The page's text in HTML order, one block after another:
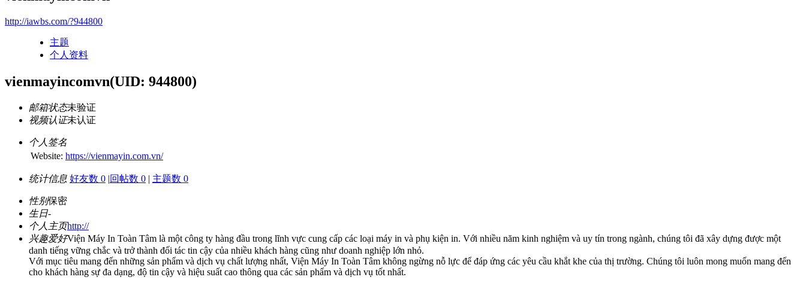
http://iawbs.com/?944800
主题
个人资料
vienmayincomvn(UID: 944800)
邮箱状态未验证
视频认证未认证
个人签名
Website: https://vienmayin.com.vn/
统计信息 好友数 0 |回帖数 0 | 主题数 0
性别保密
生日-
个人主页http://
兴趣爱好Viện Máy In Toàn Tâm là một công ty hàng đầu trong lĩnh vực cung cấp các loại máy in và phụ kiện in. Với nhiều năm kinh nghiệm và uy tín trong ngành, chúng tôi đã xây dựng được một
danh tiếng vững chắc và trở thành đối tác tin cậy của nhiều khách hàng cũng như doanh nghiệp lớn nhỏ.
Với mục tiêu mang đến những sản phẩm và dịch vụ chất lượng nhất, Viện Máy In Toàn Tâm không ngừng nỗ lực để đáp ứng các yêu cầu khắt khe của thị trường. Chúng tôi luôn mong muốn mang đến
cho khách hàng sự đa dạng, độ tin cậy và hiệu suất cao thông qua các sản phẩm và dịch vụ tốt nhất.